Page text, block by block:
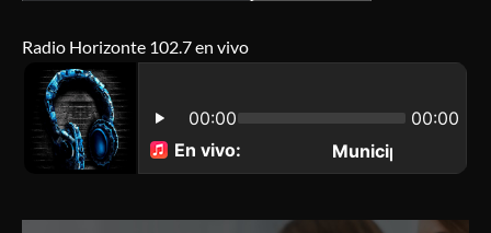
Radio Horizonte 102.7 en vivo